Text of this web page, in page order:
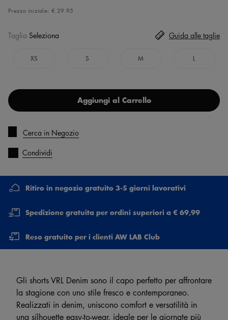
Prezzo iniziale: € 29.95
Taglia Seleziona
XS S M L
Guida alle taglie
Aggiungi al Carrello
Cerca in Negozio
Condividi
Ritiro in negozio gratuito 3-5 giorni lavorativi
Spedizione gratuita per ordini superiori a € 69,99
Reso gratuito per i clienti AW LAB Club
Gli shorts VRL Denim sono il capo perfetto per affrontare
la stagione con uno stile fresco e contemporaneo.
Realizzati in denim, uniscono comfort e versatilità in
una silhouette easy-to-wear, ideale per le giornate più